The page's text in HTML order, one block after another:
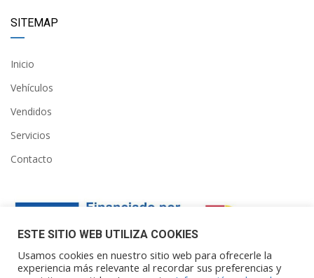
SITEMAP
Inicio
Vehículos
Vendidos
Servicios
Contacto
ESTE SITIO WEB UTILIZA COOKIES
Usamos cookies en nuestro sitio web para ofrecerle la
experiencia más relevante al recordar sus preferencias y